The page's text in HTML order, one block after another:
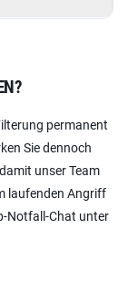
permanent
Sie dennoch
unser Team
laufenden Angriff
Notfall-Chat unter